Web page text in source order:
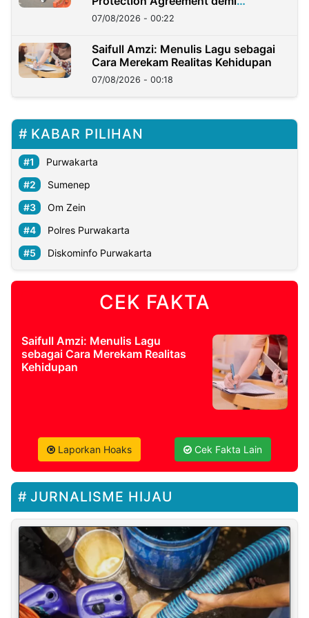
Kedaulatan Negara
07/08/2026 - 00:22
Saifull Amzi: Menulis Lagu sebagai
Cara Merekam Realitas Kehidupan
07/08/2026 - 00:18
KABAR PILIHAN
Purwakarta
Sumenep
Om Zein
Polres Purwakarta
Diskominfo Purwakarta
CEK FAKTA
Saifull Amzi: Menulis Lagu
sebagai Cara Merekam Realitas
Kehidupan
Laporkan Hoaks Cek Fakta Lain
JURNALISME HIJAU